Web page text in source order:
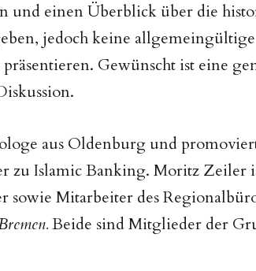
und einen Überblick über die
jedoch keine allgemeingültige
Gewünscht ist eine
aus Oldenburg und
zu Islamic Banking. Moritz Zeiler
sowie Mitarbeiter des
Beide sind Mitglieder der